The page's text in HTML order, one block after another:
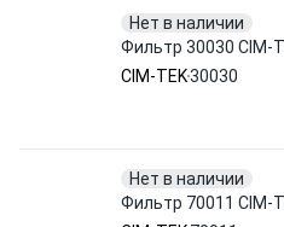
Нет в наличии
Фильтр 30030 CIM-
CIM-TEK30030
Нет в наличии
Фильтр 70011 CIM-